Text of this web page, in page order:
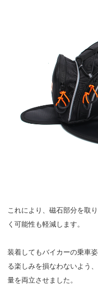
これにより、磁石部分を取
く可能性も軽減します。
装着してもバイカーの乗車
る楽しみを損なわないよう
量を両立させました。